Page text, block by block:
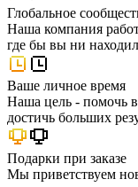
Глобальное
Наша компания
где бы вы ни
Ваше личное время
Наша цель - помочь
достичь больших
Подарки при заказе
Мы приветствуем